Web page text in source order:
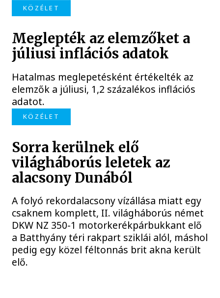
KÖZÉLET
Meglepték az elemzőket a
júliusi inflációs adatok
Hatalmas meglepetésként értékelték az
elemzők a júliusi, 1,2 százalékos inflációs
adatot.
KÖZÉLET
Sorra kerülnek elő
világháborús leletek az
alacsony Dunából
A folyó rekordalacsony vízállása miatt egy
csaknem komplett, II. világháborús német
DKW NZ 350-1 motorkerékpárbukkant elő
a Batthyány téri rakpart sziklái alól, máshol
pedig egy közel féltonnás brit akna került
elő.